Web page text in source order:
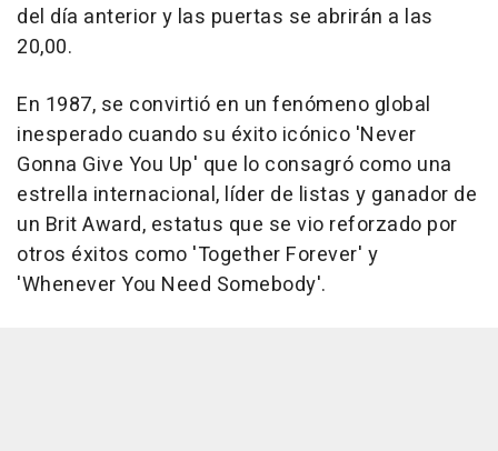
del día anterior y las puertas se abrirán a las
20,00.
En 1987, se convirtió en un fenómeno global
inesperado cuando su éxito icónico 'Never
Gonna Give You Up' que lo consagró como una
estrella internacional, líder de listas y ganador de
un Brit Award, estatus que se vio reforzado por
otros éxitos como 'Together Forever' y
'Whenever You Need Somebody'.